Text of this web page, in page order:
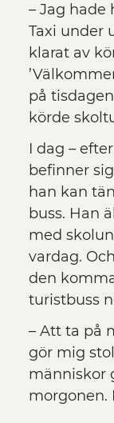
– Jag
Taxi under
klarat av
på
körde
I dag –
befinner
han kan
buss. Han
med
vardag.
den
turistbuss
– Att ta på
gör mig
människor
morgonen.